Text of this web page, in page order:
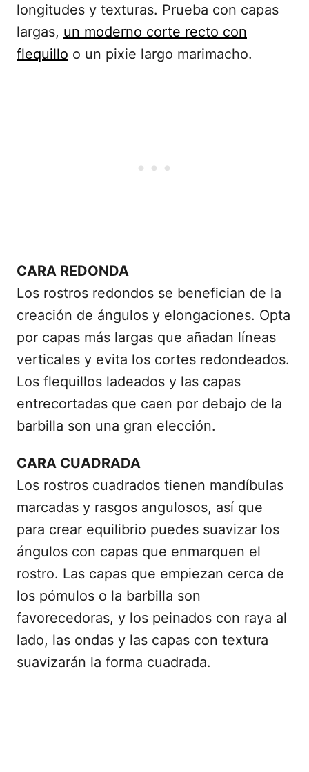
longitudes y texturas. Prueba con capas
largas, un moderno corte recto con
flequillo o un pixie largo marimacho.
CARA REDONDA
Los rostros redondos se benefician de la
creación de ángulos y elongaciones. Opta
por capas más largas que añadan líneas
verticales y evita los cortes redondeados.
Los flequillos ladeados y las capas
entrecortadas que caen por debajo de la
barbilla son una gran elección.
CARA CUADRADA
Los rostros cuadrados tienen mandíbulas
marcadas y rasgos angulosos, así que
para crear equilibrio puedes suavizar los
ángulos con capas que enmarquen el
rostro. Las capas que empiezan cerca de
los pómulos o la barbilla son
favorecedoras, y los peinados con raya al
lado, las ondas y las capas con textura
suavizarán la forma cuadrada.